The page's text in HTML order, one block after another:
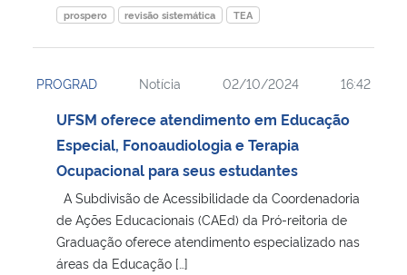
Ministério do Turismo
Controladoria-Geral da União
Ministério da Mulher, da Família e dos Direitos Humanos
Secretaria-Geral
Secretaria de Governo
prospero
revisão sistemática TEA
PROGRAD Notícia 02/10/2024 16:42
UFSM oferece atendimento em Educação
Especial, Fonoaudiologia e Terapia
Ocupacional para seus estudantes
A Subdivisão de Acessibilidade da Coordenadoria
de Ações Educacionais (CAEd) da Pró-reitoria de
Graduação oferece atendimento especializado nas
áreas da Educação […]